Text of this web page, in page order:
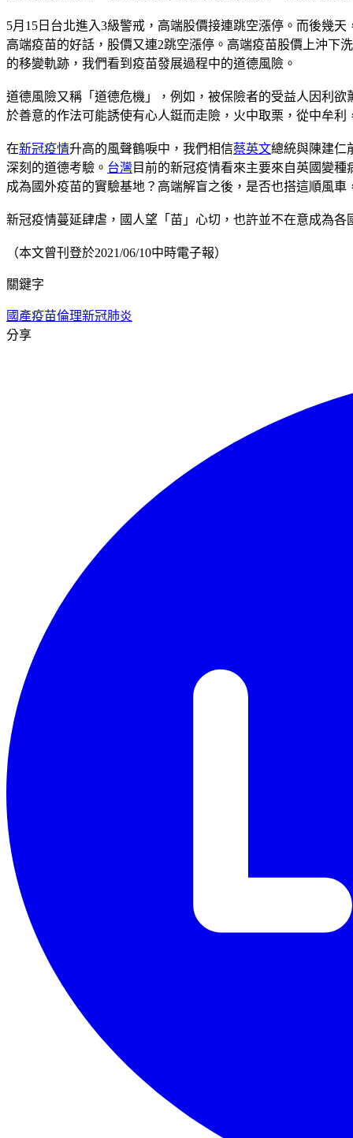
5月15日台北進入3級警戒，高端股價接連跳空漲停。而後幾
高端疫苗的好話，股價又連2跳空漲停。高端疫苗股價上沖下
的移變軌跡，我們看到疫苗發展過程中的道德風險。
道德風險又稱「道德危機」，例如，被保險者的受益人因利
於善意的作法可能誘使有心人鋌而走險，火中取栗，從中牟利
在新冠疫情升高的風聲鶴唳中，我們相信蔡英文總統與陳建仁
深刻的道德考驗。 台灣 目前的新冠疫情看來主要來自英國變
成為國外疫苗的實驗基地？高端解盲之後，是否也搭這順風車
新冠疫情蔓延肆虐，國人望「苗」心切，也許並不在意成為
（本文曾刊登於2021/06/10中時電子報）
關鍵字
國產疫苗倫理新冠肺炎
分享